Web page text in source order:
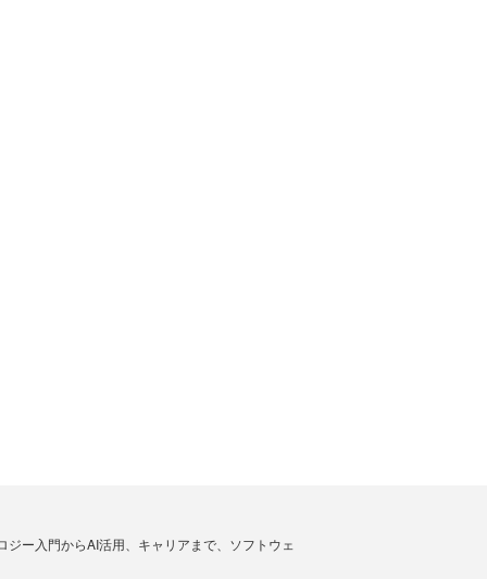
ー入門からAI活用、キャリアまで、ソフトウェ